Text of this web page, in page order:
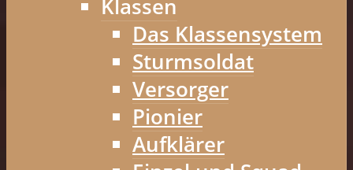
Klassen
Das Klassensystem
Sturmsoldat
Versorger
Pionier
Aufklärer